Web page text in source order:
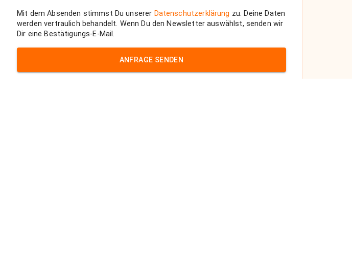
Mit dem Absenden stimmst Du unserer Datenschutzerklärung zu. Deine Daten
werden vertraulich behandelt. Wenn Du den Newsletter auswählst, senden wir
Dir eine Bestätigungs-E-Mail.
ANFRAGE SENDEN